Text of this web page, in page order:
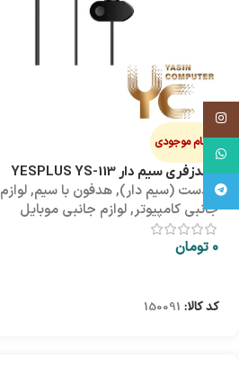
اتمام موجودی
هندزفری سیم دار YESPLUS YS-113
هدست (سیم دار),هدفون با سیم,لوازم
جانبی کامپیوتر,لوازم جانبی موبایل
0 تومان
کد کالا: 150091
اینستاگرام
واتساپ
تلگرام